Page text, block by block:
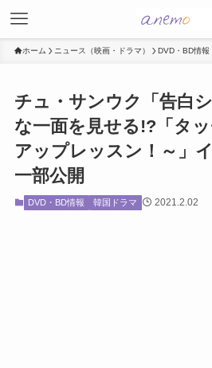
ホーム ニュース（映画・ドラマ） DVD・BD情報
チュ・サンウク「告白
な一面を見せる!?「タ
アップレッスン！～」
一部公開
DVD・BD情報 韓国ドラマ 2021.2.02